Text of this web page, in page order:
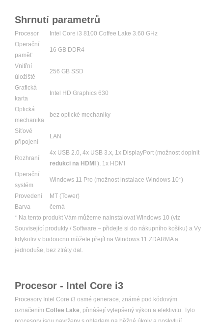
Shrnutí parametrů
Procesor
Intel Core i3 8100 Coffee Lake 3.60 GHz
Operační
paměť
16 GB DDR4
Vnitřní
úložiště
256 GB SSD
Grafická
karta
Intel HD Graphics 630
Optická
mechanika
bez optické mechaniky
Síťové
připojení
LAN
Rozhraní
4x USB 2.0, 4x USB 3.x, 1x DisplayPort (možnost doplnit
redukci na HDMI ), 1x HDMI
Operační
systém
Windows 11 Pro (možnost instalace Windows 10*)
Provedení
MT (Tower)
Barva
černá
* Na tento produkt Vám můžeme nainstalovat Windows 10 (viz
Související produkty / Software – přidejte si do nákupního košíku) a Vy
kdykoliv v budoucnu můžete přejít na Windows 11 ZDARMA a
jednoduše, bez ztráty dat.
Procesor - Intel Core i3
Procesory Intel Core i3 osmé generace, známé pod kódovým
označením Coffee Lake, přinášejí vylepšený výkon a efektivitu. Tyto